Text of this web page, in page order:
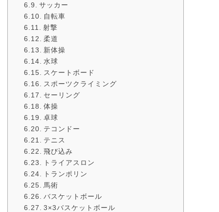
サッカー
自転車
射撃
柔道
新体操
水球
スケートボード
スポーツクライミング
セーリング
体操
卓球
テコンドー
テニス
飛び込み
トライアスロン
トランポリン
馬術
バスケットボール
3×3バスケットボール